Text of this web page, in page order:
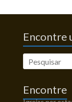
Encontre
Encontre